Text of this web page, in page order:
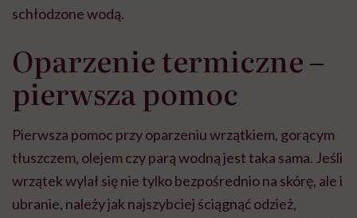
schłodzone wodą.
Oparzenie termiczne –
pierwsza pomoc
Pierwsza pomoc przy oparzeniu wrzątkiem, gorącym
tłuszczem, olejem czy parą wodną jest taka sama. Jeśli
wrzątek wylał się nie tylko bezpośrednio na skórę, ale i
ubranie, należy jak najszybciej ściągnąć odzież,